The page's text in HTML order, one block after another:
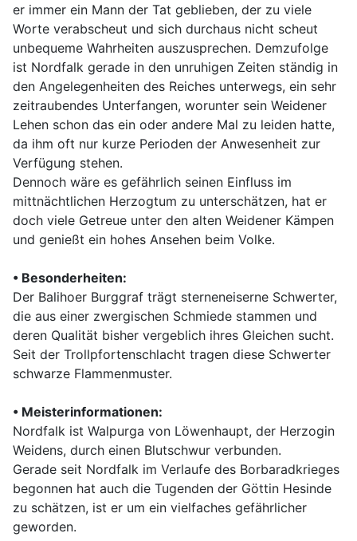
er immer ein Mann der Tat geblieben, der zu viele
Worte verabscheut und sich durchaus nicht scheut
unbequeme Wahrheiten auszusprechen. Demzufolge
ist Nordfalk gerade in den unruhigen Zeiten ständig in
den Angelegenheiten des Reiches unterwegs, ein sehr
zeitraubendes Unterfangen, worunter sein Weidener
Lehen schon das ein oder andere Mal zu leiden hatte,
da ihm oft nur kurze Perioden der Anwesenheit zur
Verfügung stehen.
Dennoch wäre es gefährlich seinen Einfluss im
mittnächtlichen Herzogtum zu unterschätzen, hat er
doch viele Getreue unter den alten Weidener Kämpen
und genießt ein hohes Ansehen beim Volke.
• Besonderheiten:
Der Balihoer Burggraf trägt sterneneiserne Schwerter,
die aus einer zwergischen Schmiede stammen und
deren Qualität bisher vergeblich ihres Gleichen sucht.
Seit der Trollpfortenschlacht tragen diese Schwerter
schwarze Flammenmuster.
• Meisterinformationen:
Nordfalk ist Walpurga von Löwenhaupt, der Herzogin
Weidens, durch einen Blutschwur verbunden.
Gerade seit Nordfalk im Verlaufe des Borbaradkrieges
begonnen hat auch die Tugenden der Göttin Hesinde
zu schätzen, ist er um ein vielfaches gefährlicher
geworden.